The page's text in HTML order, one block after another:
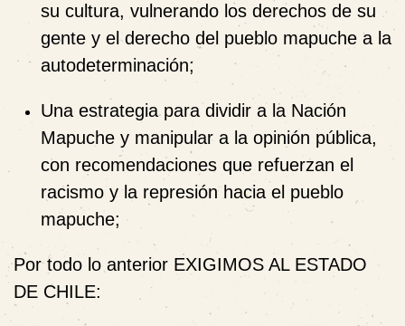
su cultura, vulnerando los derechos de su
gente y el derecho del pueblo mapuche a la
autodeterminación;
Una estrategia para dividir a la Nación
Mapuche y manipular a la opinión pública,
con recomendaciones que refuerzan el
racismo y la represión hacia el pueblo
mapuche;
Por todo lo anterior EXIGIMOS AL ESTADO
DE CHILE: